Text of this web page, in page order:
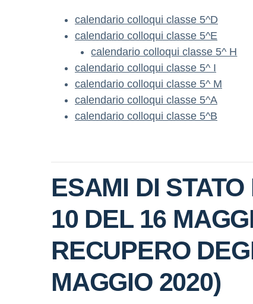
calendario colloqui classe 5^D
calendario colloqui classe 5^E
calendario colloqui classe 5^ H
calendario colloqui classe 5^ I
calendario colloqui classe 5^ M
calendario colloqui classe 5^A
calendario colloqui classe 5^B
ESAMI DI
10 DEL 16
RECUPERO
MAGGIO 2020)